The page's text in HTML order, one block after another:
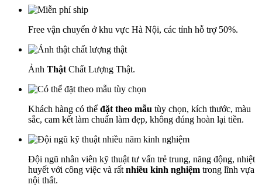
Free vận chuyển ở khu vực Hà Nội, các tỉnh hỗ trợ 50%.
Ảnh Thật Chất Lượng Thật.
Khách hàng có thể đặt theo mẫu tùy chọn, kích thước, màu
sắc, cam kết làm chuẩn làm đẹp, không đúng hoàn lại tiền.
Đội ngũ nhân viên kỹ thuật tư vấn trẻ trung, năng động, nhiệt
huyết với công việc và rất nhiều kinh nghiệm trong lĩnh vựa
nội thất.